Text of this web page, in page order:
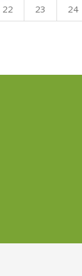
22 23 24